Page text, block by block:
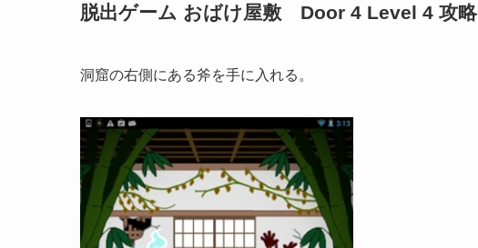
脱出ゲーム おばけ屋敷 Door 4 Level 4 攻略
洞窟の右側にある斧を手に入れる。